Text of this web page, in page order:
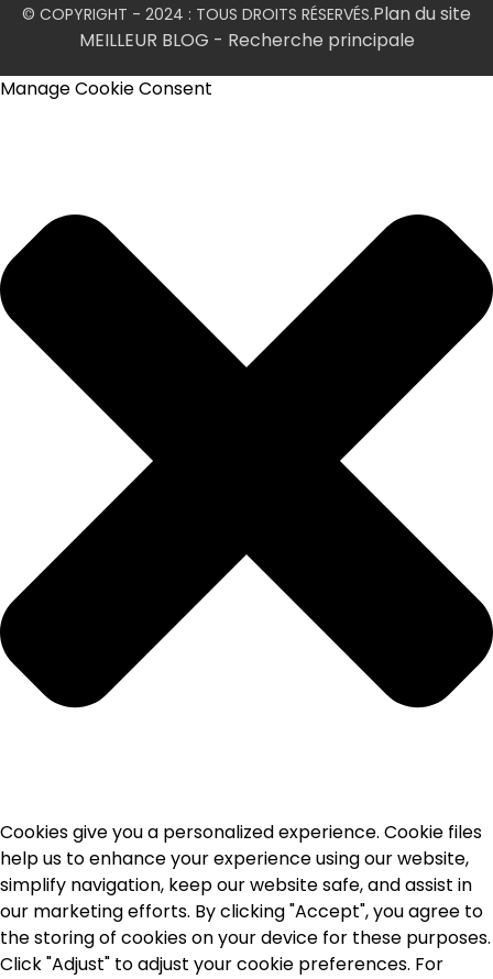
© COPYRIGHT - 2024 : TOUS DROITS RÉSERVÉS.Plan du site
MEILLEUR BLOG - Recherche principale
Manage Cookie Consent
Cookies give you a personalized experience. Cookie files
help us to enhance your experience using our website,
simplify navigation, keep our website safe, and assist in
our marketing efforts. By clicking "Accept", you agree to
the storing of cookies on your device for these purposes.
Click "Adjust" to adjust your cookie preferences. For